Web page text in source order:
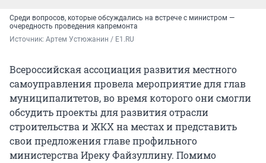
Среди вопросов, которые обсуждались на встрече с министром —
очередность проведения капремонта
Источник: Артем Устюжанин / E1.RU
Всероссийская ассоциация развития местного
самоуправления провела мероприятие для глав
муниципалитетов, во время которого они смогли
обсудить проекты для развития отрасли
строительства и ЖКХ на местах и представить
свои предложения главе профильного
министерства Иреку Файзуллину. Помимо